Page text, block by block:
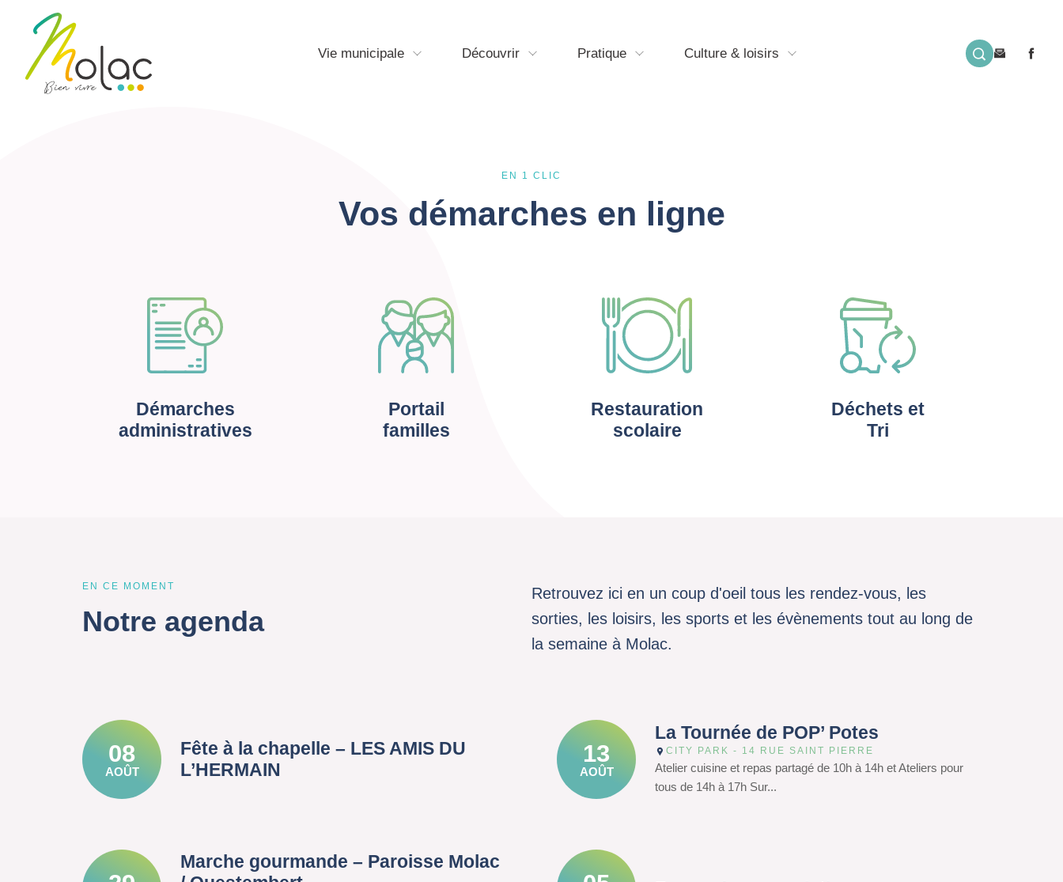
Vie municipale Découvrir Pratique Culture & loisirs
EN 1 CLIC
Vos démarches en ligne
Démarches
administratives
Portail
familles
Restauration
scolaire
Déchets et
Tri
EN CE MOMENT
Notre agenda
Retrouvez ici en un coup d'oeil tous les rendez-vous, les
sorties, les loisirs, les sports et les évènements tout au long de
la semaine à Molac.
08
AOÛT
Fête à la chapelle – LES AMIS DU
L’HERMAIN
13
AOÛT
La Tournée de POP’ Potes
CITY PARK - 14 RUE SAINT PIERRE
Atelier cuisine et repas partagé de 10h à 14h et Ateliers pour
tous de 14h à 17h Sur...
Marche gourmande – Paroisse Molac